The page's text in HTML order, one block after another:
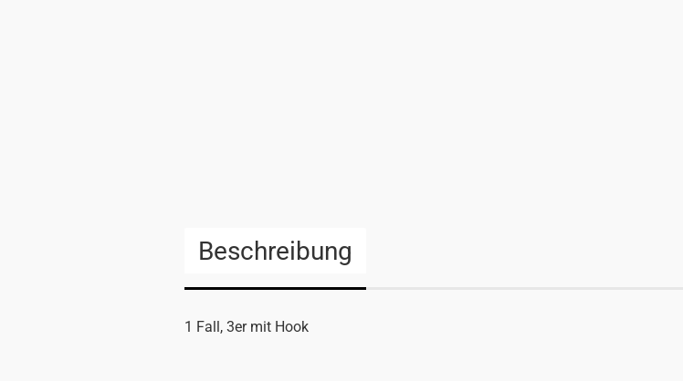
Beschreibung
1 Fall, 3er mit Hook